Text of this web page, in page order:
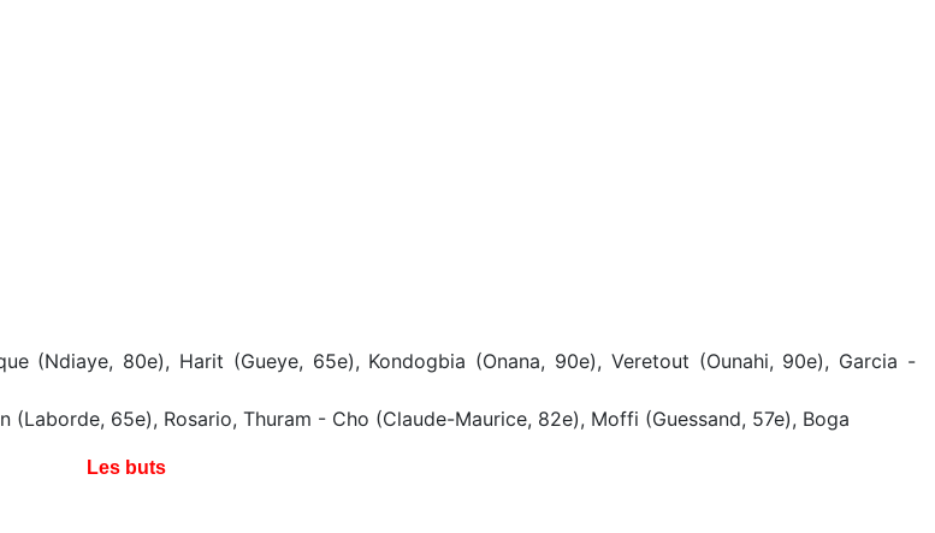
(Ndiaye, 80e), Harit (Gueye, 65e), Kondogbia (Onana, 90e), Veretout (Ounahi, 90e), Garcia -
65e), Rosario, Thuram - Cho (Claude-Maurice, 82e), Moffi (Guessand, 57e), Boga
Les buts